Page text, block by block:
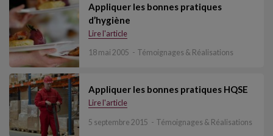
Appliquer les bonnes pratiques
d’hygiène
Lire l'article
18 mai 2005 Témoignages & Réalisations
Appliquer les bonnes pratiques HQSE
Lire l'article
5 septembre 2015 Témoignages & Réalisations